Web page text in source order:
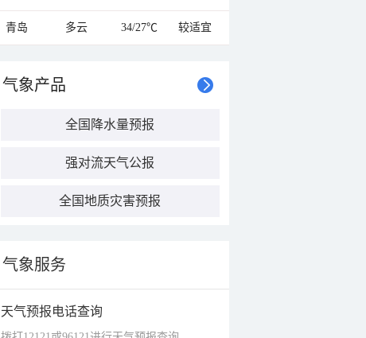
青岛 多云 34/27℃ 较适宜
气象产品
全国降水量预报
强对流天气公报
全国地质灾害预报
气象服务
天气预报电话查询